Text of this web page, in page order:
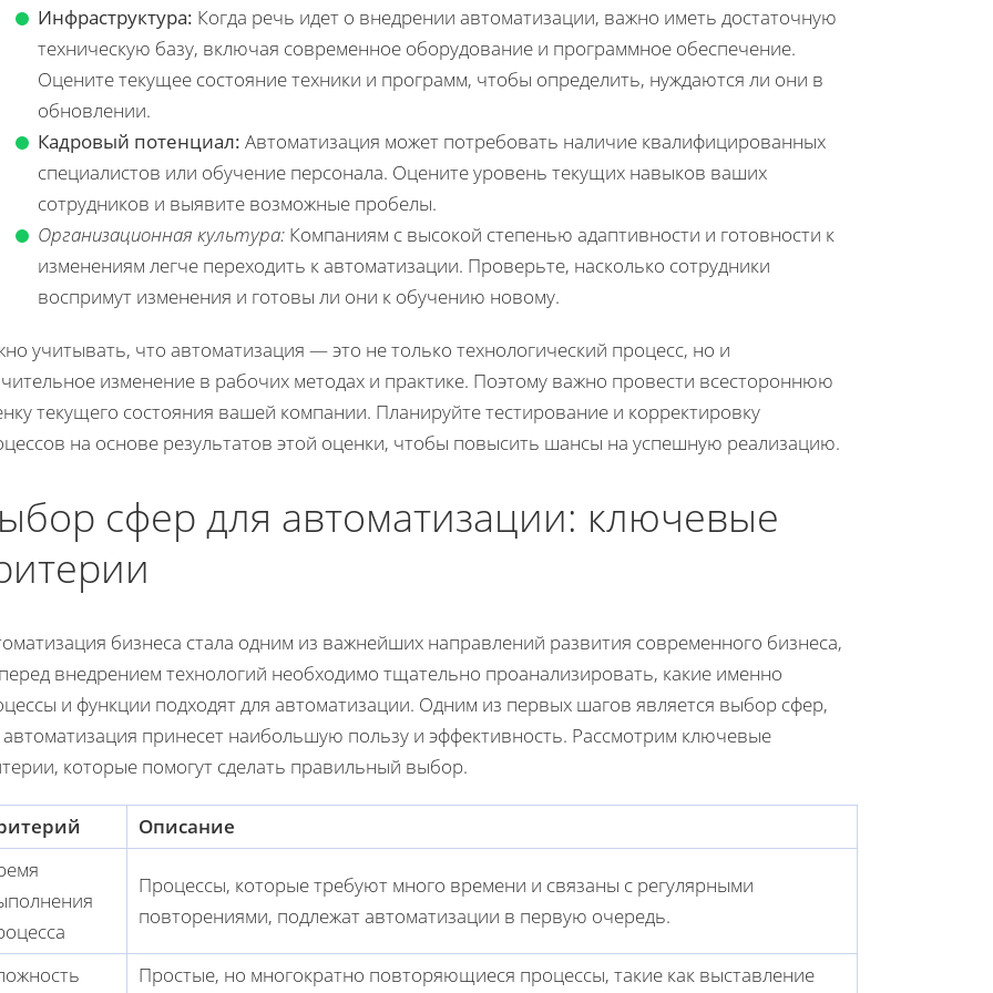
Инфраструктура: Когда речь идет о внедрении автоматизации, важно иметь достаточную
техническую базу, включая современное оборудование и программное обеспечение.
Оцените текущее состояние техники и программ, чтобы определить, нуждаются ли они в
обновлении.
Кадровый потенциал: Автоматизация может потребовать наличие квалифицированных
специалистов или обучение персонала. Оцените уровень текущих навыков ваших
сотрудников и выявите возможные пробелы.
Организационная культура: Компаниям с высокой степенью адаптивности и готовности к
изменениям легче переходить к автоматизации. Проверьте, насколько сотрудники
воспримут изменения и готовы ли они к обучению новому.
учитывать, что автоматизация — это не только технологический процесс, но и
изменение в рабочих методах и практике. Поэтому важно провести всестороннюю
текущего состояния вашей компании. Планируйте тестирование и корректировку
на основе результатов этой оценки, чтобы повысить шансы на успешную реализацию.
сфер для автоматизации: ключевые
бизнеса стала одним из важнейших направлений развития современного бизнеса,
внедрением технологий необходимо тщательно проанализировать, какие именно
и функции подходят для автоматизации. Одним из первых шагов является выбор сфер,
автоматизация принесет наибольшую пользу и эффективность. Рассмотрим ключевые
которые помогут сделать правильный выбор.
Описание
Процессы, которые требуют много времени и связаны с регулярными
повторениями, подлежат автоматизации в первую очередь.
Простые, но многократно повторяющиеся процессы, такие как выставление